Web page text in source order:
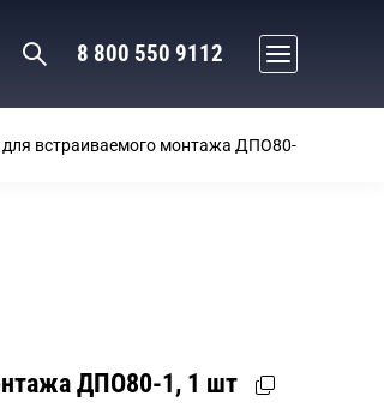
8 800 550 9112
встраиваемого монтажа ДПО80-1, 1 шт
ДПО80-1, 1 шт